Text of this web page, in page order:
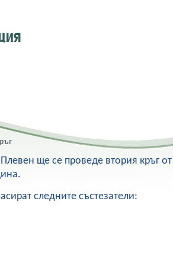
ще се проведе втория кръг от
следните състезатели: